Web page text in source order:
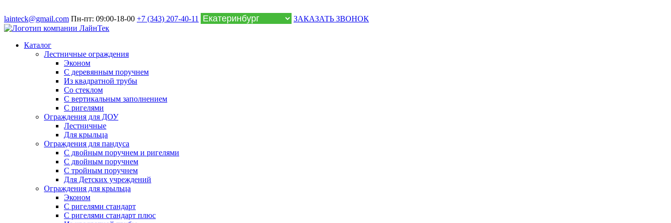
lainteck@gmail.com Пн-пт: 09:00-18-00 +7 (343) 207-40-11 ЗАКАЗАТЬ ЗВОНОК
Каталог
Лестничные ограждения
Эконом
С деревянным поручнем
Из квадратной трубы
Со стеклом
С вертикальным заполнением
С ригелями
Ограждения для ДОУ
Лестничные
Для крыльца
Ограждения для пандуса
С двойным поручнем и ригелями
С двойным поручнем
С тройным поручнем
Для Детских учреждений
Ограждения для крыльца
Эконом
С ригелями стандарт
С ригелями стандарт плюс